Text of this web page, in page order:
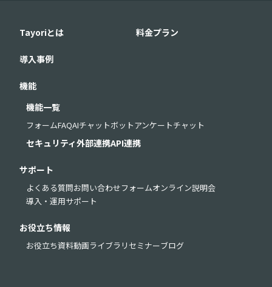
Tayoriとは 料金プラン
導入事例
機能
機能一覧
フォームFAQAIチャットボットアンケートチャット
セキュリティ外部連携API連携
サポート
よくある質問お問い合わせフォームオンライン説明会
導入・運用サポート
お役立ち情報
お役立ち資料動画ライブラリ セミナーブログ